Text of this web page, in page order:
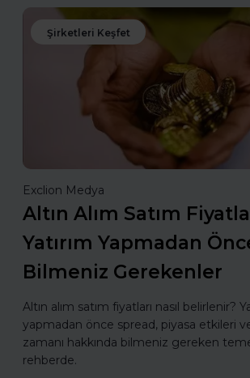
Şirketleri Keşfet
Exclion Medya
Altın Alım Satım
Yatırım Yapmadan
Bilmeniz Gerekenler
Altın alım satım fiyatları nasıl belirlenir?
yapmadan önce spread, piyasa etkileri
zamanı hakkında bilmeniz gereken
rehberde.